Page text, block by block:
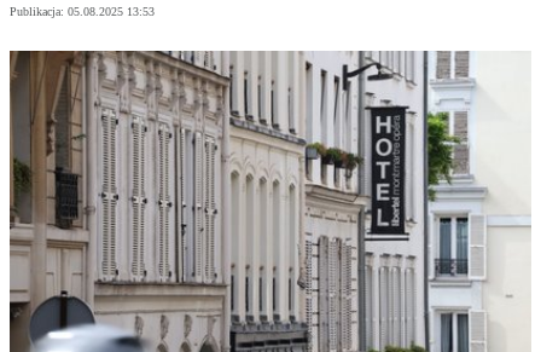
Publikacja: 05.08.2025 13:53